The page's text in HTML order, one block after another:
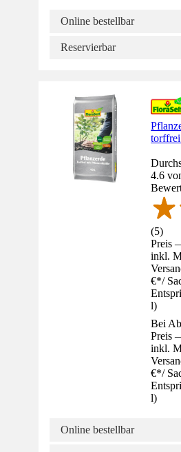
Online bestellbar
Reservierbar
4.6
(5)
Preis
inkl.
€*/
l)
Bei
Preis
inkl.
€*/
l)
Online bestellbar